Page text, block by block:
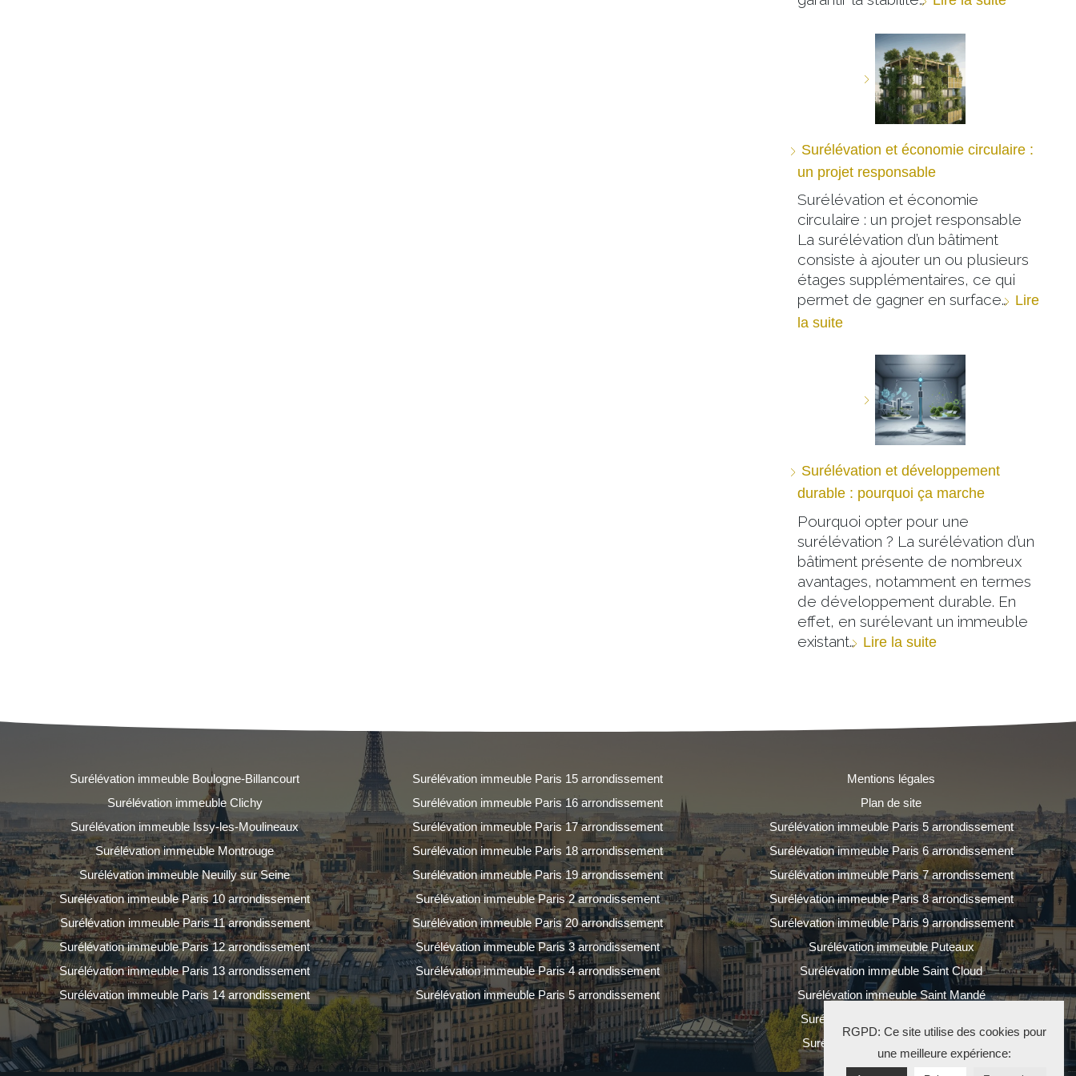
Surélévation et économie circulaire :
un projet responsable
Surélévation et économie
circulaire : un projet responsable
La surélévation d’un bâtiment
consiste à ajouter un ou plusieurs
étages supplémentaires, ce qui
permet de gagner en surface… Lire
la suite
Surélévation et développement
durable : pourquoi ça marche
Pourquoi opter pour une
surélévation ? La surélévation d’un
bâtiment présente de nombreux
avantages, notamment en termes
de développement durable. En
effet, en surélevant un immeuble
existant… Lire la suite
Surélévation immeuble Boulogne-Billancourt
Surélévation immeuble Clichy
Surélévation immeuble Issy-les-Moulineaux
Surélévation immeuble Montrouge
Surélévation immeuble Neuilly sur Seine
Surélévation immeuble Paris 10 arrondissement
Surélévation immeuble Paris 11 arrondissement
Surélévation immeuble Paris 12 arrondissement
Surélévation immeuble Paris 13 arrondissement
Surélévation immeuble Paris 14 arrondissement
Surélévation immeuble Paris 15 arrondissement
Surélévation immeuble Paris 16 arrondissement
Surélévation immeuble Paris 17 arrondissement
Surélévation immeuble Paris 18 arrondissement
Surélévation immeuble Paris 19 arrondissement
Surélévation immeuble Paris 2 arrondissement
Surélévation immeuble Paris 20 arrondissement
Surélévation immeuble Paris 3 arrondissement
Surélévation immeuble Paris 4 arrondissement
Surélévation immeuble Paris 5 arrondissement
Mentions légales
Plan de site
Surélévation immeuble Paris 5 arrondissement
Surélévation immeuble Paris 6 arrondissement
Surélévation immeuble Paris 7 arrondissement
Surélévation immeuble Paris 8 arrondissement
Surélevation immeuble Paris 9 arrondissement
Surélévation immeuble Puteaux
Surélévation immeuble Saint Cloud
Surélévation immeuble Saint Mandé
Surélévation immeuble Saint Ouen
Surélévation immeuble Vincennes
RGPD: Ce site utilise des cookies pour
une meilleure expérience: